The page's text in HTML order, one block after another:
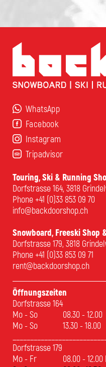
WhatsApp
Facebook
Instagram
Tripadvisor
Touring, Ski & Running
Dorfstrasse 164, 3818
Phone+41 (0)33 853 09 70
info@backdoorshop.ch
Snowboard, Freeski Shop
Dorfstrasse 179, 3818
Phone+41 (0)33 853 09 71
rent@backdoorshop.ch
Öffnungszeiten
Dorfstrasse 164
Mo - So
08.30 - 12.00
Mo - So
13.30 - 18.00
Dorfstrasse 179
Mo - Fr
08.00 - 12.00